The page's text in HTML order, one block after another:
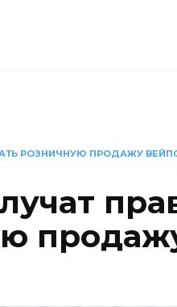
РОЗНИЧНУЮ ПРОДАЖУ